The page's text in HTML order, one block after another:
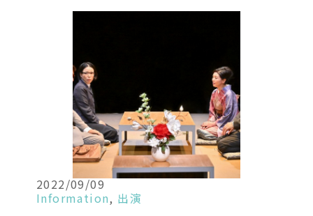
2022/09/09
Information, 出演